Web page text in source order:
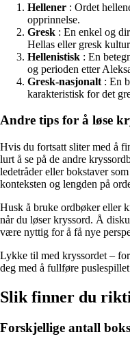
Hellener : Ordet
opprinnelse.
Gresk : En enkel og
Hellas eller gresk
Hellenistisk : En
og perioden etter
Gresk-nasjonalt : En
karakteristisk for det
Andre tips for å løse
Hvis du fortsatt sliter med å
lurt å se på de andre
ledetråder eller bokstaver
konteksten og lengden på
Husk å bruke ordbøker eller
når du løser kryssord. Å
være nyttig for å få nye
Lykke til med kryssordet –
deg med å fullføre
Slik finner du
Forskjellige antall